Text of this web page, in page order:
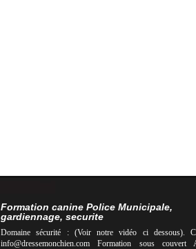
Formation canine Police Municipale,
gardiennage, securite
Domaine sécurité : (Voir notre vidéo ci dessous).
info@dressemonchien.com Formation sous couvert